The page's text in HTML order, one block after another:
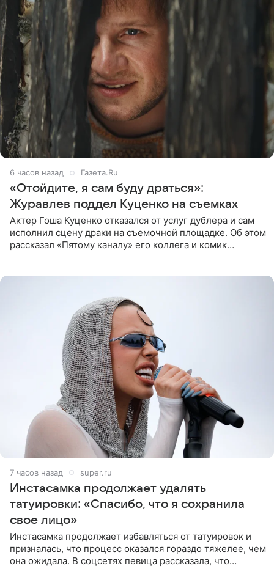
6 часов назад Газета.Ru
«Отойдите, я сам буду драться»:
Журавлев поддел Куценко на съемках
Актер Гоша Куценко отказался от услуг дублера и сам
исполнил сцену драки на съемочной площадке. Об этом
рассказал «Пятому каналу» его коллега и комик
7 часов назад super.ru
Инстасамка продолжает удалять
татуировки: «Спасибо, что я сохранила
свое лицо»
Инстасамка продолжает избавляться от татуировок и
призналась, что процесс оказался гораздо тяжелее, чем
она ожидала. В соцсетях певица рассказала, что